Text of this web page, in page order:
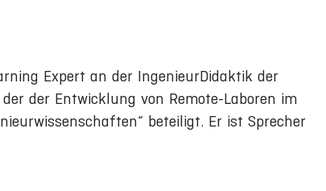
Expert an der IngenieurDidaktik der
der Entwicklung von Remote-Laboren im
beteiligt. Er ist Sprecher